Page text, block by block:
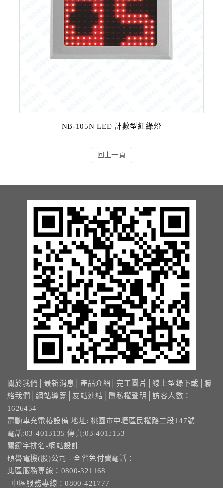
NB-105N LED 計數型紅綠燈
回上一頁
關於我們 最新消息 產品介紹 完工圖片 │線上型錄下載 │聯
絡我們
│網站導覽 友站連結 隱私權聲明
│訪客人數：
1626454
電動車充電樁設備 地址: 桃園市中壢區民權路二段147號
電話:03-4013135 傳真:03-4013153
關鍵字排名-網站設計
碩譽電機(股)公司 - 全省免付費電話：
北區服務專線：0800-321168
| 中區服務專線：0800-421777